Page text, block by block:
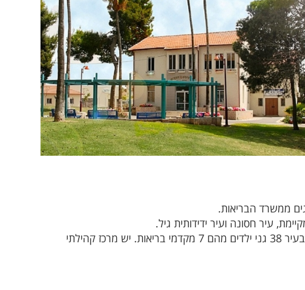
עיר חסונה ועיר ידידותית גיל.
בגן יבנה יש 6 בתי ספר יסודיים, מהם 2 מקדמי בריאות (1בעל 2 כוכבים) כמו כן יש בעיר 38 גני ילדים מהם 7 מקדמי בריאות. יש מרכז קהילתי